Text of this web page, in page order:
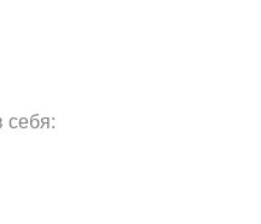
себя: